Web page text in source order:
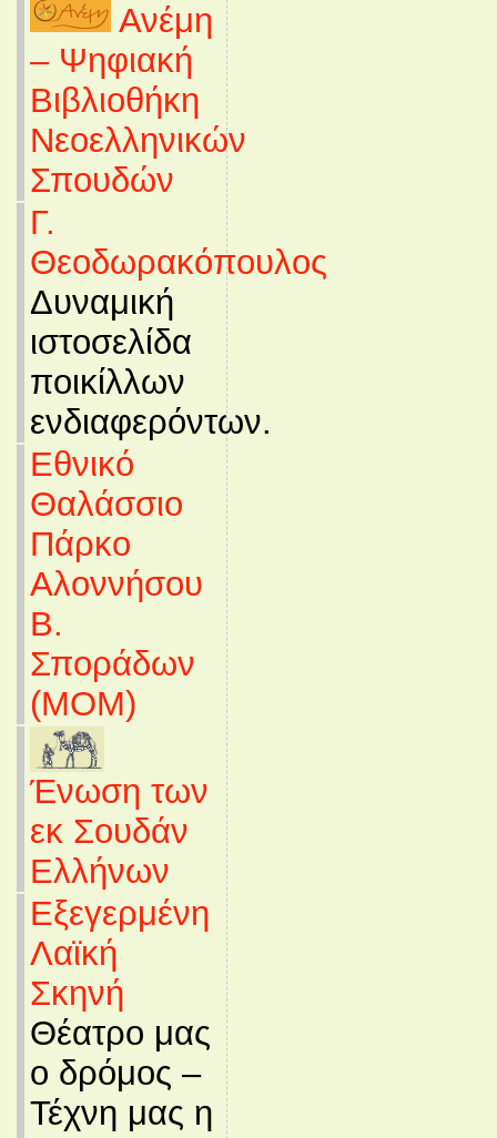
Ανέμη
– Ψηφιακή
Βιβλιοθήκη
Νεοελληνικών
Σπουδών
Γ.
Θεοδωρακόπουλος
Δυναμική
ιστοσελίδα
ποικίλλων
ενδιαφερόντων.
Εθνικό
Θαλάσσιο
Πάρκο
Αλοννήσου
Β.
Σποράδων
(MOM)
Ένωση των
εκ Σουδάν
Ελλήνων
Εξεγερμένη
Λαϊκή
Σκηνή
Θέατρο μας
ο δρόμος –
Τέχνη μας η